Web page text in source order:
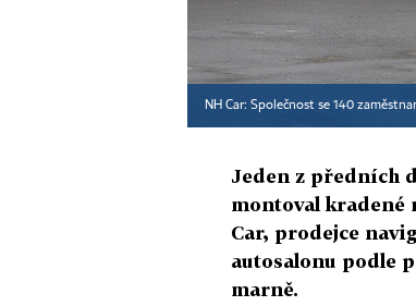
NH Car: Společnost se 140
Jeden z předních
montoval kradené
Car, prodejce
autosalonu podle
marně.